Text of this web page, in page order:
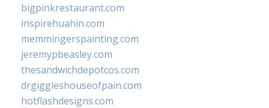
bigpinkrestaurant.com
inspirehuahin.com
memmingerspainting.com
jeremypbeasley.com
thesandwichdepotcos.com
drgiggleshouseofpain.com
hotflashdesigns.com